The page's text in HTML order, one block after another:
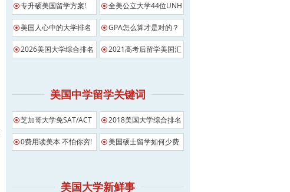
专升硕美国留学方案! 全美公立大学44位UNH
美国人心中的大学排名 GPA怎么算才是对的？
2026美国大学综合排名
2021高考后留学美国汇
美国中学留学关键词
芝加哥大学免SAT/ACT
影响
2018美国大学综合排名
0费用读美本 不怕你穷!
美国硕士留学如何少费
美国大学新鲜事